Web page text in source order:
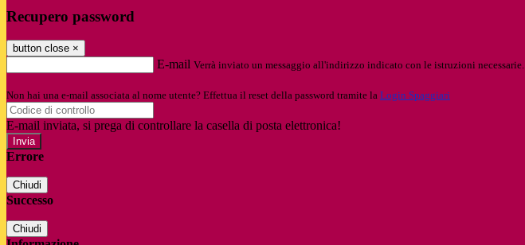
Recupero password
button close ×
E-mail Verrà inviato un messaggio all'indirizzo indicato con le istruzioni necessarie.
Non hai una e-mail associata al nome utente? Effettua il reset della password tramite la Login Spaggiari
E-mail inviata, si prega di controllare la casella di posta elettronica!
Errore
Chiudi
Successo
Chiudi